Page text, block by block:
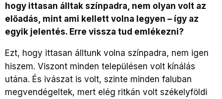
hogy ittasan álltak színpadra, nem olyan volt az
előadás, mint ami kellett volna legyen – így az
egyik jelentés. Erre vissza tud emlékezni?
Ezt, hogy ittasan álltunk volna színpadra, nem igen
hiszem. Viszont minden településen volt kínálás
utána. És ivászat is volt, szinte minden faluban
megvendégeltek, mert elég ritkán volt székelyföldi